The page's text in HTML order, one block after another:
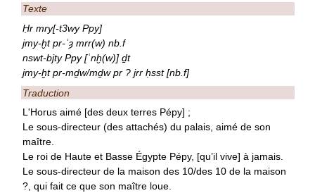
Texte
Ḥr mry[-t3wy Ppy]
jmy-ḫt pr-ʿȝ mrr(w) nb.f
nswt-bjty Ppy [ʿnḫ(w)] ḏt
jmy-ḫt pr-mḏw/mḏw pr ? jrr ḥsst [nb.f]
Traduction
L'Horus aimé [des deux terres Pépy] ;
Le sous-directeur (des attachés) du palais, aimé de son
maître.
Le roi de Haute et Basse Égypte Pépy, [qu’il vive] à jamais.
Le sous-directeur de la maison des 10/des 10 de la maison
?, qui fait ce que son maître loue.